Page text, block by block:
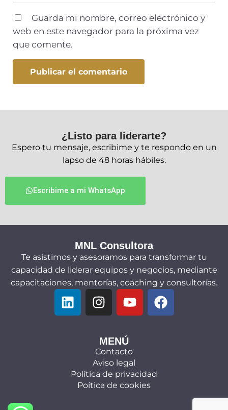
Guarda mi nombre, correo electrónico y
web en este navegador para la próxima vez
que comente.
¿Listo para liderarte?
Espero tu mensaje, escribime y te respondo en un
lapso de 48 horas hábiles.
Escribime a mi WhatsApp
MNL Consultora
Te asistimos y asesoramos para transformar tu
capacidad de liderar equipos y negocios, mediante
capacitaciones, mentorías, coaching y consultorías.
MENÚ
Contacto
Aviso legal
Política de privacidad
Poítica de cookies